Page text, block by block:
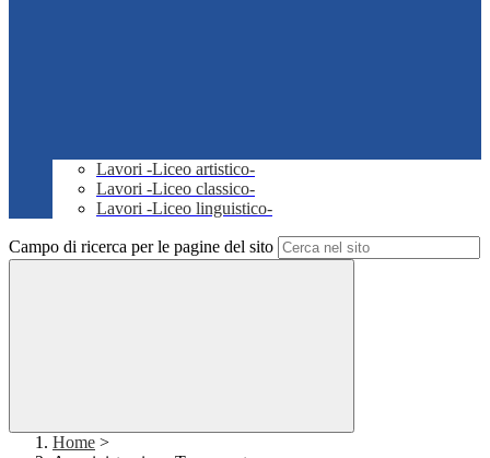
Lavori -Liceo artistico-
Lavori -Liceo classico-
Lavori -Liceo linguistico-
Campo di ricerca per le pagine del sito
Home >